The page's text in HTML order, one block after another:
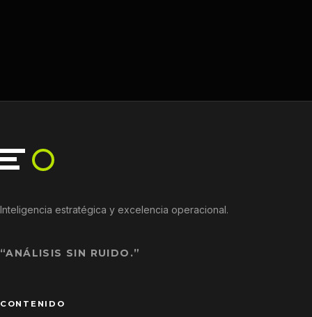
Inteligencia estratégica y excelencia operacional.
“ANÁLISIS SIN RUIDO.”
CONTENIDO